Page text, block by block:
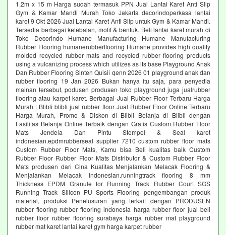
1,2m x 15 m Harga sudah termasuk PPN Jual Lantai Karet Anti Slip
Gym & Kamar Mandi Murah Toko Jakarta decorindoperkasa lantai
karet 9 Okt 2026 Jual Lantai Karet Anti Slip untuk Gym & Kamar Mandi.
Tersedia berbagai ketebalan, motif & bentuk. Beli lantai karet murah di
Toko Decorindo Humane Manufacturing Humane Manufacturing
Rubber Flooring humanerubberflooring Humane provides high quality
molded recycled rubber mats and recycled rubber flooring products
using a vulcanizing process which utilizes as its base Playground Anak
Dan Rubber Flooring Sinten Quisii qenn 2026 01 playground anak dan
rubber flooring 19 Jan 2026 Bukan hanya itu saja, para penyedia
mainan tersebut, podusen produsen toko playground juga jualrubber
flooring atau karpet karet. Berbagai Jual Rubber Floor Terbaru Harga
Murah | Blibli blibli jual rubber floor Jual Rubber Floor Online Terbaru
Harga Murah, Promo & Diskon di Blibli Belanja di Blibli dengan
Fasilitas Belanja Online Terbaik dengan Gratis Custom Rubber Floor
Mats Jendela Dan Pintu Stempel & Seal karet
indonesian.epdmrubberseal supplier 7210 custom rubber floor mats
Custom Rubber Floor Mats, Kamu bisa Beli kualitas baik Custom
Rubber Floor Rubber Floor Mats Distributor & Custom Rubber Floor
Mats produsen dari Cina Kualitas Menjalankan Melacak Flooring &
Menjalankan Melacak indonesian.runningtrack flooring 8 mm
Thickness EPDM Granule for Running Track Rubber Court SGS
Running Track Silicon PU Sports Flooring pengembangan produk
material, produksi Penelusuran yang terkait dengan PRODUSEN
rubber flooring rubber flooring indonesia harga rubber floor jual beli
rubber floor rubber flooring surabaya harga rubber mat playground
rubber mat karet lantai karet gym harga karpet rubber